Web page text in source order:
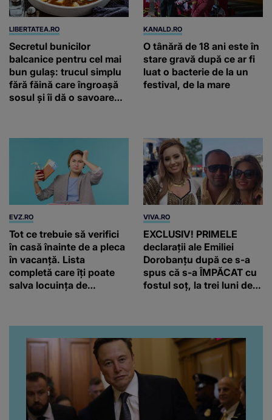
LIBERTATEA.RO
Secretul bunicilor
balcanice pentru cel mai
bun gulaș: trucul simplu
fără făină care îngroașă
sosul și îi dă o savoare
KANALD.RO
O tânără de 18 ani este în
stare gravă după ce ar fi
luat o bacterie de la un
festival, de la mare
EVZ.RO
Tot ce trebuie să verifici
în casă înainte de a pleca
în vacanță. Lista
completă care îți poate
salva locuința de
VIVA.RO
EXCLUSIV! PRIMELE
declarații ale Emiliei
Dorobanțu după ce s-a
spus că s-a ÎMPĂCAT cu
fostul soț, la trei luni de
artistă i-a lăsat MASCĂ
pe toți. De data aceasta,
chiar a rupt tăcerea:
”Poate că aveam să ne
spunem, să ne...”